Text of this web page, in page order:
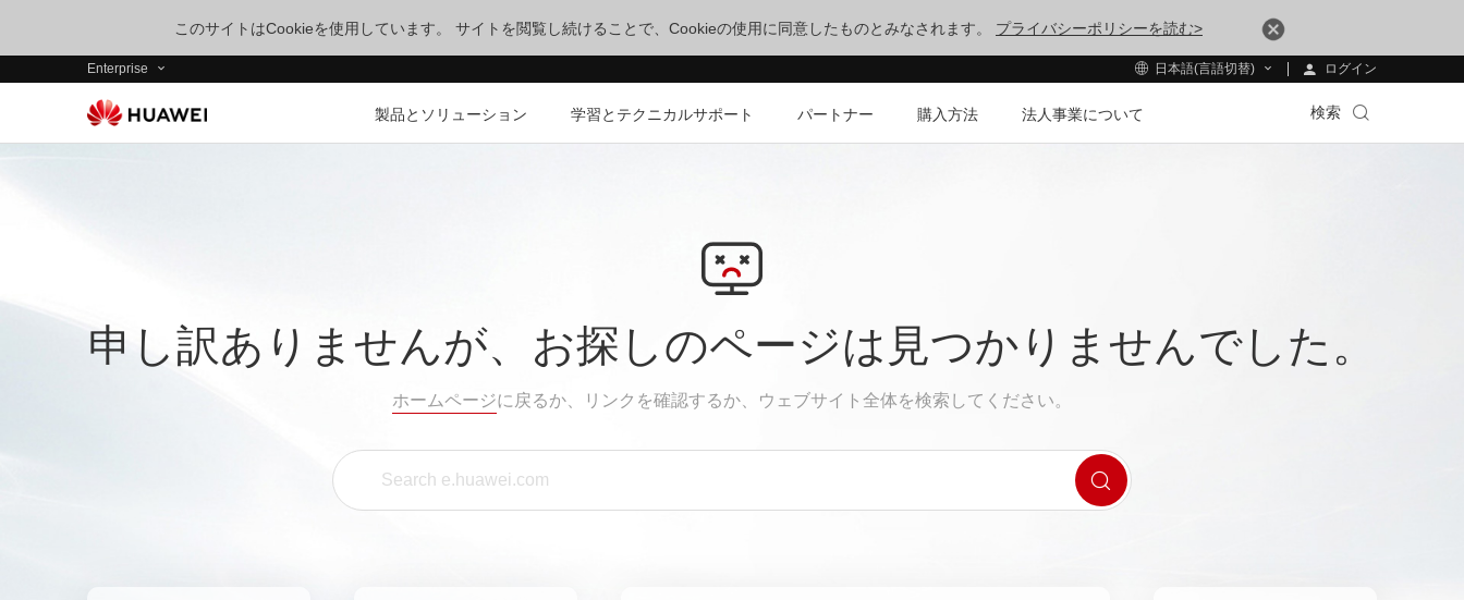
このサイトはCookieを使用しています。 サイトを閲覧し続けることで、Cookieの使用に同意したものとみなされます。 プライバシーポリシーを読む>
Enterprise 日本語(言語切替) ログイン
製品とソリューション 学習とテクニカルサポート パートナー 購入方法 法人事業について 検索
申し訳ありませんが、お探しのページは見つかりませんでした。
ホームページに戻るか、リンクを確認するか、ウェブサイト全体を検索してください。